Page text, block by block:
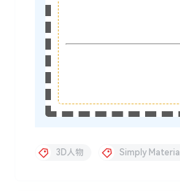
3D人物 Simply Material